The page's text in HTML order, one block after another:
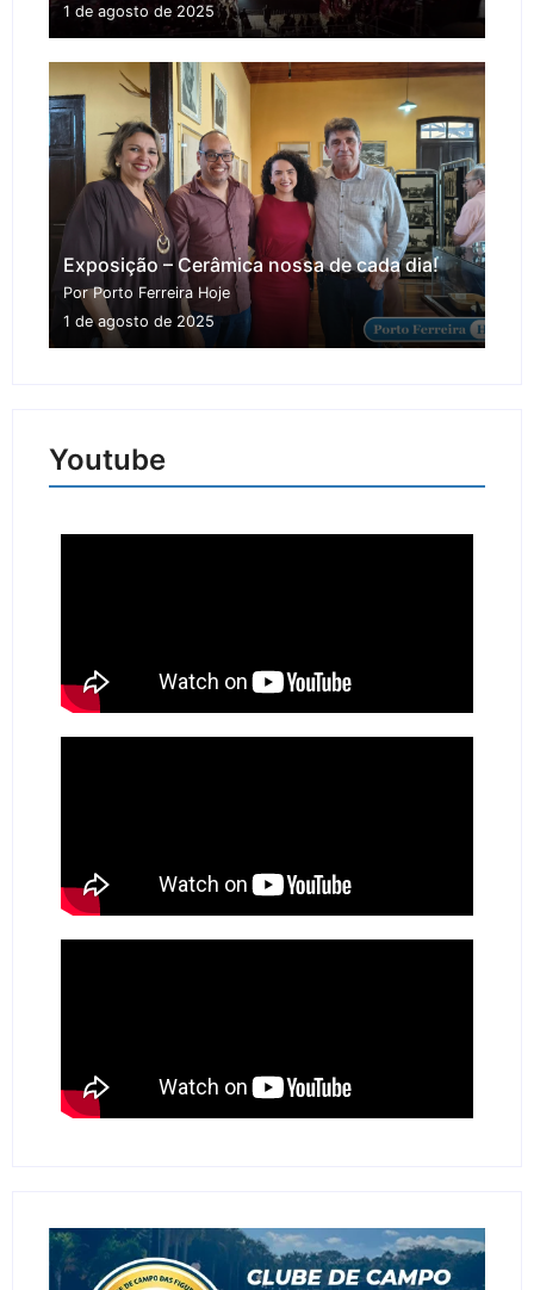
1 de agosto de 2025
Exposição – Cerâmica nossa de cada dia!
Por Porto Ferreira Hoje
1 de agosto de 2025
Youtube